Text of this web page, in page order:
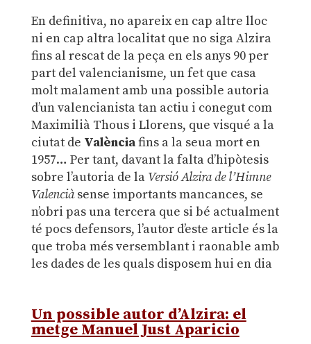
En definitiva, no apareix en cap altre lloc
ni en cap altra localitat que no siga Alzira
fins al rescat de la peça en els anys 90 per
part del valencianisme, un fet que casa
molt malament amb una possible autoria
d’un valencianista tan actiu i conegut com
Maximilià Thous i Llorens, que visqué a la
ciutat de Valènciafins a la seua mort en
1957… Per tant, davant la falta d’hipòtesis
sobre l’autoria de la Versió Alzirade l’Himne
Valenciàsense importants mancances, se
n’obri pas una tercera que si bé actualment
té pocs defensors, l’autor d’este article és la
que troba més versemblant i raonable amb
les dades de les quals disposem hui en dia
Un possible autor d’Alzira: el
metge Manuel Just Aparicio